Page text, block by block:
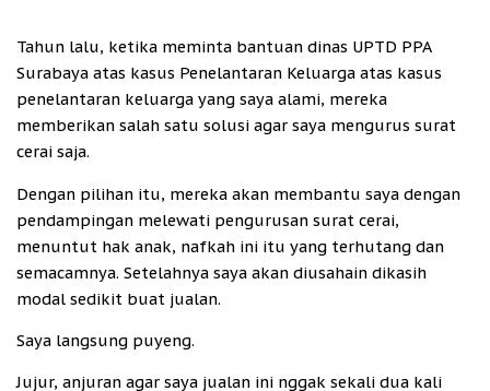
Tahun lalu, ketika meminta bantuan dinas UPTD PPA
Surabaya atas kasus Penelantaran Keluarga atas kasus
penelantaran keluarga yang saya alami, mereka
memberikan salah satu solusi agar saya mengurus surat
cerai saja.
Dengan pilihan itu, mereka akan membantu saya dengan
pendampingan melewati pengurusan surat cerai,
menuntut hak anak, nafkah ini itu yang terhutang dan
semacamnya. Setelahnya saya akan diusahain dikasih
modal sedikit buat jualan.
Saya langsung puyeng.
Jujur, anjuran agar saya jualan ini nggak sekali dua kali